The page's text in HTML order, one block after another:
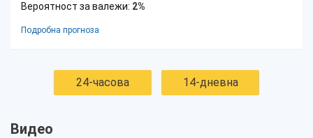
Вероятност за валежи: 2%
Подробна прогноза
24-часова 14-дневна
Видео